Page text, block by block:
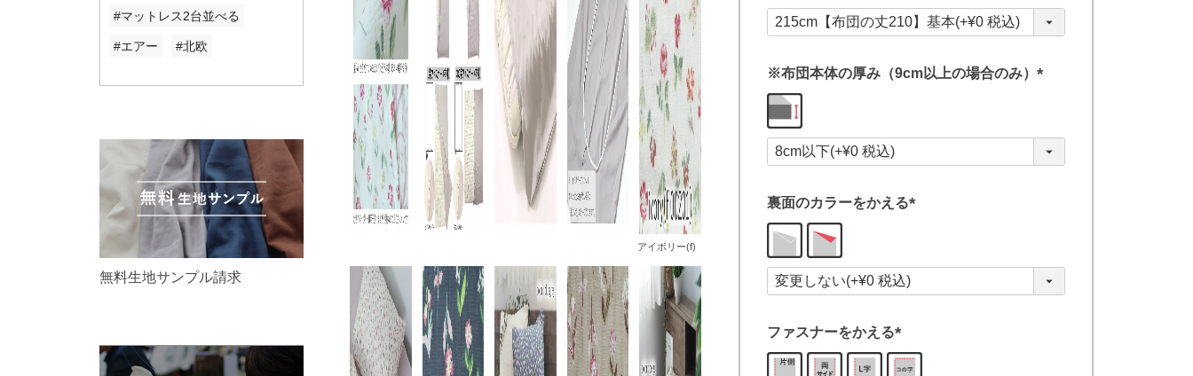
#マットレス2台並べる
#エアー #北欧
無料生地サンプル請求
アイボリー(f)
須
)
※布団本体の厚み（9cm以上の場合のみ）
須
裏面のカラーをかえる
須
)
ファスナーをかえる
(